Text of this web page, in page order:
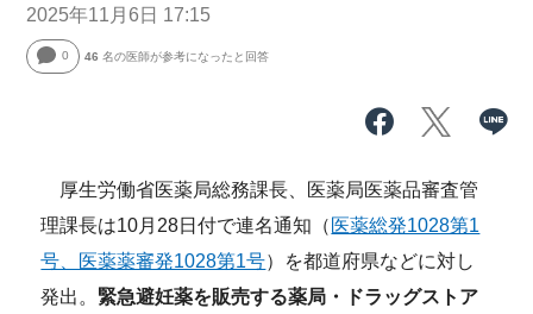
2025年11月6日 17:15
0 46 名の医師が参考になったと回答
厚生労働省医薬局総務課長、医薬局医薬品審査管
理課長は10月28日付で連名通知（ 医薬総発1028第1
号、医薬薬審発1028第1号）を都道府県などに対し
発出。 緊急避妊薬を販売する薬局・ドラッグストア